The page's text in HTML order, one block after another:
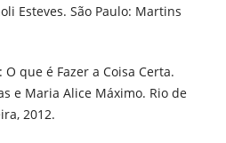
Esteves. São Paulo: Martins
O que é Fazer a Coisa Certa.
e Maria Alice Máximo. Rio de
2012.